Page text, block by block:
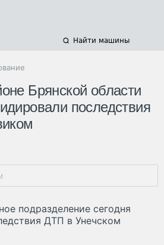
Найти машины
Брянской области
последствия
подразделение сегодня
ДТП в Унечском